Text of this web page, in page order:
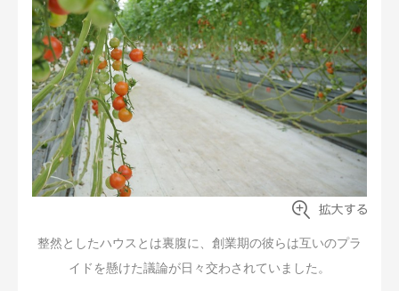
整然としたハウスとは裏腹に、創業期の彼らは互いのプラ
イドを懸けた議論が日々交わされていました。